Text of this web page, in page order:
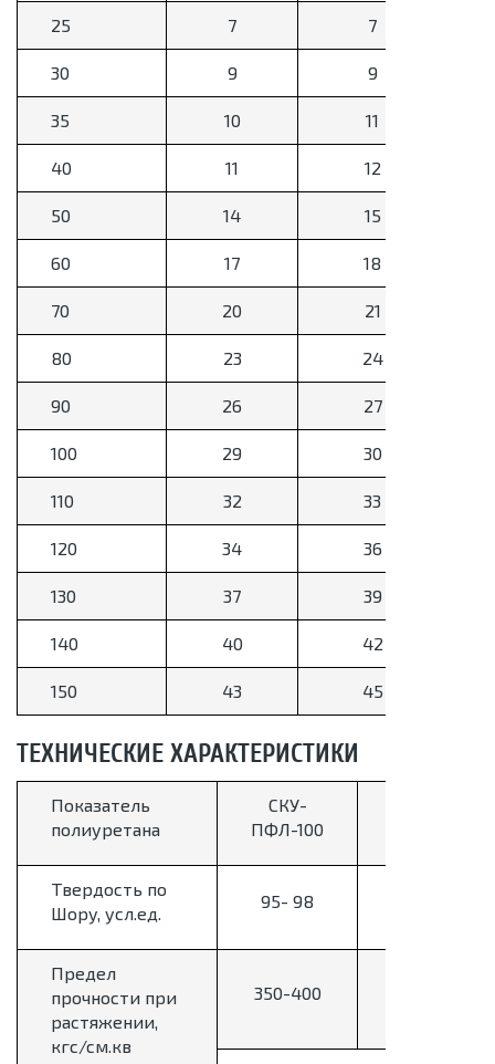
25 7 7
30 9 9
35 10 11
40 11 12
50 14 15
60 17 18
70 20 21
80 23 24
90 26 27
100 29 30
110 32 33
120 34 36
130 37 39
140 40 42
150 43 45
ТЕХНИЧЕСКИЕ ХАРАКТЕРИСТИКИ
Показатель
полиуретана
СКУ-
ПФЛ-100
Твердость по
Шору, усл.ед.
95- 98
Предел
прочности при
растяжении,
кгс/см.кв
350-400